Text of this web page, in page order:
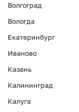
Волгоград
Вологда
Екатеринбург
Иваново
Казань
Калининград
Калуга